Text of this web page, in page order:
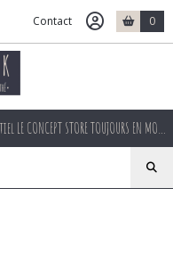
Contact 0